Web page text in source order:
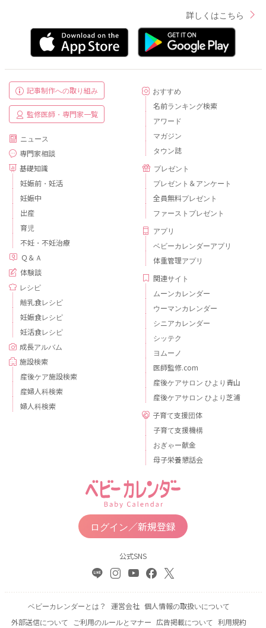
詳しくはこちら
記事制作への取り組み
監修医師・専門家一覧
ニュース
専門家相談
基礎知識
妊娠前・妊活
妊娠中
出産
育児
不妊・不妊治療
Ｑ＆Ａ
体験談
レシピ
離乳食レシピ
妊娠食レシピ
妊活食レシピ
成長アルバム
施設検索
産後ケア施設検索
産婦人科検索
婦人科検索
おすすめ
名前ランキング検索
アワード
マガジン
タウン誌
プレゼント
プレゼント＆アンケート
全員無料プレゼント
ファーストプレゼント
アプリ
ベビーカレンダーアプリ
体重管理アプリ
関連サイト
ムーンカレンダー
ウーマンカレンダー
シニアカレンダー
シッテク
ヨムーノ
医師監修.com
産後ケアサロン ひより青山
産後ケアサロン ひより芝浦
子育て支援団体
子育て支援機構
おぎゃー献金
母子栄養懇話会
ログイン／新規登録
公式SNS
ベビーカレンダーとは？ 運営会社 個人情報の取扱いについて
外部送信について
ご利用のルールとマナー 広告掲載について 利用規約